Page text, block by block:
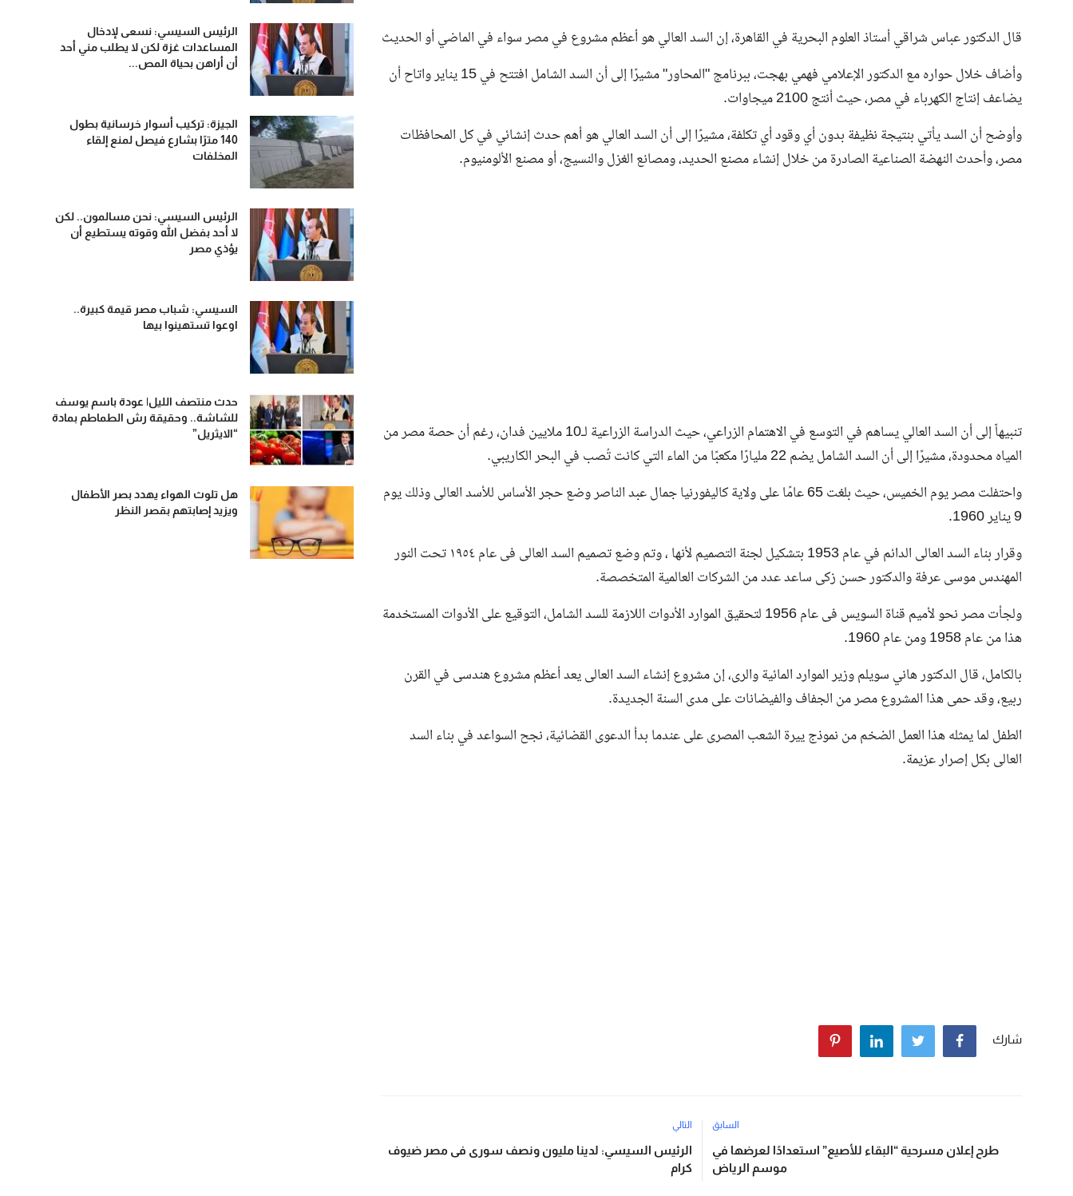
قال الدكتور عباس شراقي أستاذ العلوم البحرية في القاهرة، إن السد العالي هو أعظم مشروع في مصر سواء في الماضي أو الحديث
وأضاف خلال حواره مع الدكتور الإعلامي فهمي بهجت، ببرنامج "المحاور" مشيرًا إلى أن السد الشامل افتتح في 15 يناير واتاح أن
يضاعف إنتاج الكهرباء في مصر، حيث أنتج 2100 ميجاوات.
وأوضح أن السد يأتي بنتيجة نظيفة بدون أي وقود أي تكلفة، مشيرًا إلى أن السد العالي هو أهم حدث إنشائي في كل المحافظات
مصر، وأحدث النهضة الصناعية الصادرة من خلال إنشاء مصنع الحديد، ومصانع الغزل والنسيج، أو مصنع الألومنيوم.
تنبيهاً إلى أن السد العالي يساهم في التوسع في الاهتمام الزراعي، حيث الدراسة الزراعية لـ10 ملايين فدان، رغم أن حصة مصر من
المياه محدودة، مشيرًا إلى أن السد الشامل يضم 22 مليارًا مكعبًا من الماء التي كانت تُصب في البحر الكاريبي.
واحتفلت مصر يوم الخميس، حيث بلغت 65 عامًا على ولاية كاليفورنيا جمال عبد الناصر وضع حجر الأساس للأسد العالى وذلك يوم
9 يناير 1960.
وقرار بناء السد العالى الدائم في عام 1953 بتشكيل لجنة التصميم لأنها ، وتم وضع تصميم السد العالى فى عام ١٩٥٤ تحت النور
المهندس موسى عرفة والدكتور حسن زكى ساعد عدد من الشركات العالمية المتخصصة.
ولجأت مصر نحو لأميم قناة السويس فى عام 1956 لتحقيق الموارد الأدوات اللازمة للسد الشامل، التوقيع على الأدوات المستخدمة
هذا من عام 1958 ومن عام 1960.
بالكامل، قال الدكتور هاني سويلم وزير الموارد المائية والرى، إن مشروع إنشاء السد العالى يعد أعظم مشروع هندسى في القرن
ربيع، وقد حمى هذا المشروع مصر من الجفاف والفيضانات على مدى السنة الجديدة.
الطفل لما يمثله هذا العمل الضخم من نموذج ييرة الشعب المصرى على عندما بدأ الدعوى القضائية، نجح السواعد في بناء السد
العالى بكل إصرار عزيمة.
شارك
السابق
طرح إعلان مسرحية “البقاء للأصيع” استعدادًا لعرضها في
موسم الرياض
التالي
الرئيس السيسي: لدينا مليون ونصف سورى فى مصر ضيوف
كرام
الرئيس السيسي: نسعى لإدخال
المساعدات غزة لكن لا يطلب مني أحد
أن أراهن بحياة المص...
الجيزة: تركيب أسوار خرسانية بطول
140 مترًا بشارع فيصل لمنع إلقاء
المخلفات
الرئيس السيسي: نحن مسالمون.. لكن
لا أحد بفضل الله وقوته يستطيع أن
يؤذي مصر
السيسي: شباب مصر قيمة كبيرة..
اوعوا تستهينوا بيها
حدث منتصف الليل| عودة باسم يوسف
للشاشة.. وحقيقة رش الطماطم بمادة
“الايثريل”
هل تلوث الهواء يهدد بصر الأطفال
ويزيد إصابتهم بقصر النظر